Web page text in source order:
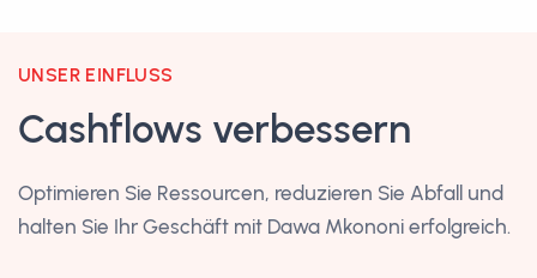
UNSER EINFLUSS
Cashflows verbessern
Optimieren Sie Ressourcen, reduzieren Sie Abfall und
halten Sie Ihr Geschäft mit Dawa Mkononi erfolgreich.